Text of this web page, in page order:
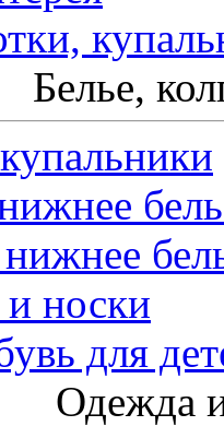
Белье,
и носки
для
Одежда